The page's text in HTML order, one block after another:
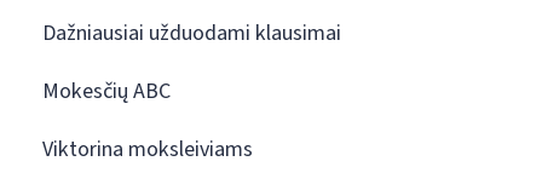
Dažniausiai užduodami klausimai
Mokesčių ABC
Viktorina moksleiviams